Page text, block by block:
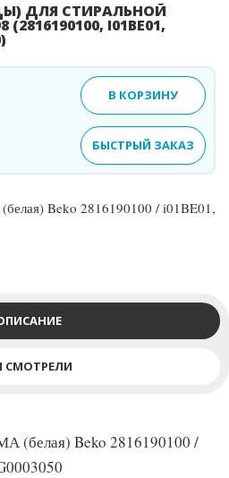
ДЛЯ СТИРАЛЬНОЙ
I01BE01,
В КОРЗИНУ
БЫСТРЫЙ ЗАКАЗ
Beko 2816190100 / i01BE01,
СМОТРЕЛИ
(белая) Beko 2816190100 /